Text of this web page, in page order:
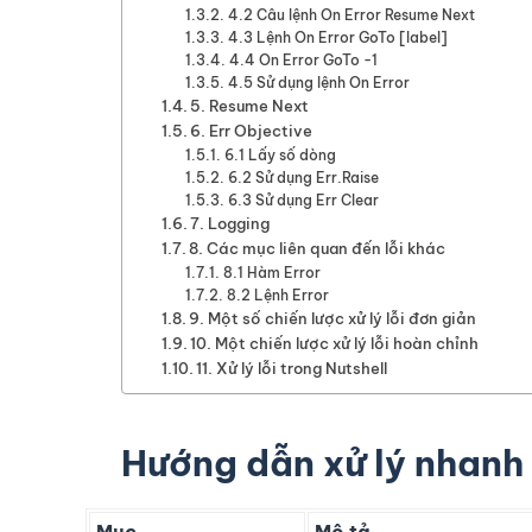
4.2 Câu lệnh On Error Resume Next
4.3 Lệnh On Error GoTo [label]
4.4 On Error GoTo -1
4.5 Sử dụng lệnh On Error
5. Resume Next
6. Err Objective
6.1 Lấy số dòng
6.2 Sử dụng Err.Raise
6.3 Sử dụng Err Clear
7. Logging
8. Các mục liên quan đến lỗi khác
8.1 Hàm Error
8.2 Lệnh Error
9. Một số chiến lược xử lý lỗi đơn giản
10. Một chiến lược xử lý lỗi hoàn chỉnh
11. Xử lý lỗi trong Nutshell
Hướng dẫn xử lý